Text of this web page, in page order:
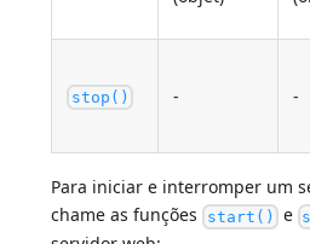
stop() - -
Para iniciar e interromper um
chame as funções start() e